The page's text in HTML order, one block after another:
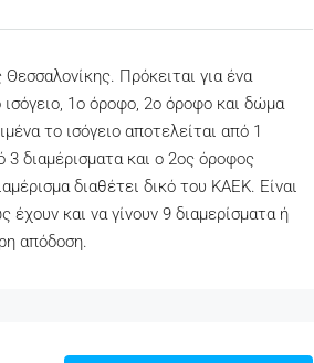
Πρόκειται για ένα
1ο όροφο, 2ο όροφο και δώμα
το ισόγειο αποτελείται από 1
διαμέρισματα και ο 2ος όροφος
διαθέτει δικό του ΚΑΕΚ. Είναι
και να γίνουν 9 διαμερίσματα ή
απόδοση.